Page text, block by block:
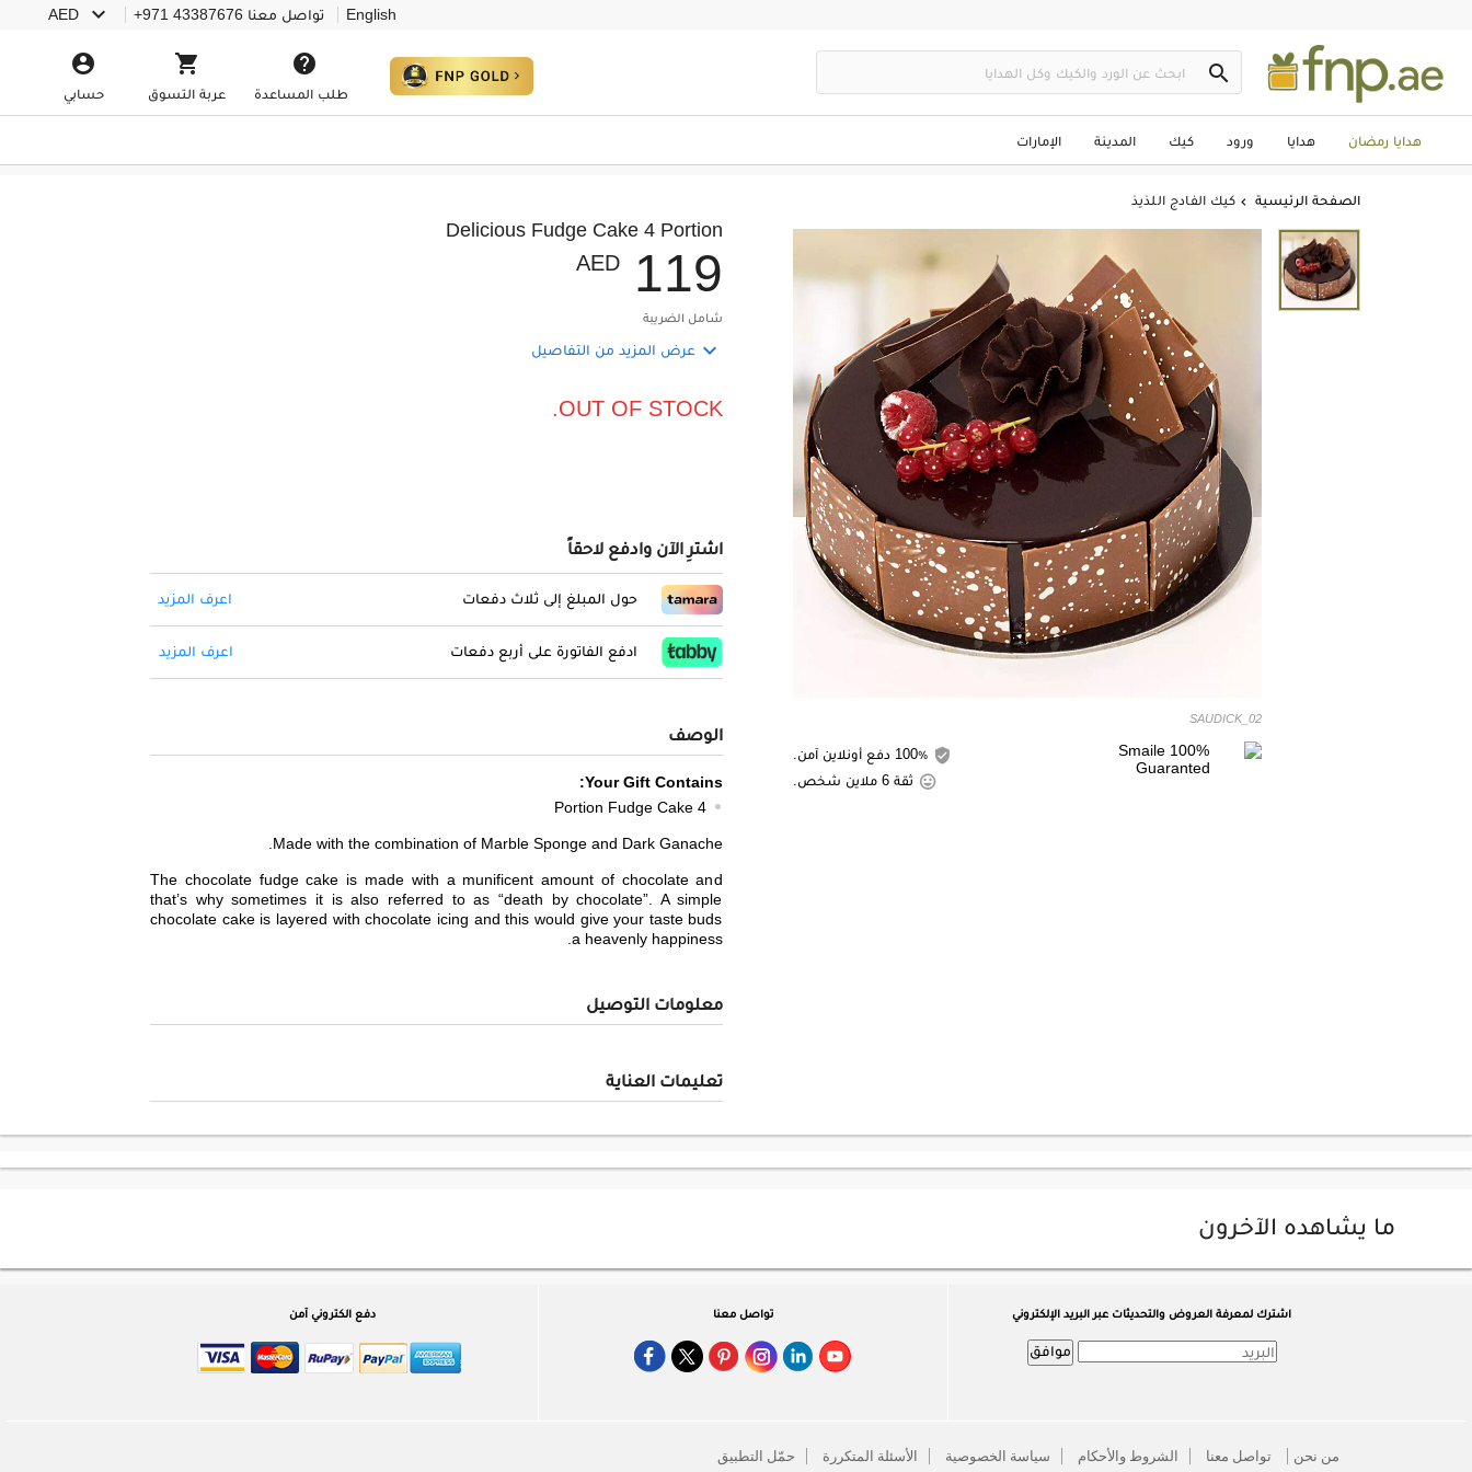
English تواصل معنا +971 43387676
AED 


طلب المساعدة

عربة التسوق

حسابي
هدايا رمضان هدايا ورود كيك المدينة الإمارات
الصفحة الرئيسية  كيك الفادج اللذيذ
SAUDICK_02
ثقة 6 ملاين شخص.
Delicious Fudge Cake 4 Portion
AED 119
شامل الضريبة
 عرض المزيد من التفاصيل
OUT OF STOCK.
اشترِ الآن وادفع لاحقاً
حول المبلغ إلى ثلاث دفعات اعرف المزيد
ادفع الفاتورة على أربع دفعات اعرف المزيد
الوصف
Your Gift Contains:
4 Portion Fudge Cake
Made with the combination of Marble Sponge and Dark Ganache.
The chocolate fudge cake is made with a munificent amount of chocolate and
that’s why sometimes it is also referred to as “death by chocolate”. A simple
chocolate cake is layered with chocolate icing and this would give your taste buds
a heavenly happiness.
معلومات التوصيل
تعليمات العناية
ما يشاهده الآخرون
اشترك لمعرفة العروض والتحديثات عبر البريد الإلكتروني
موافق
تواصل معنا دفع الكتروني آمن
من نحن تواصل معنا الشروط والأحكام سياسة الخصوصية الأسئلة المتكررة حمّل التطبيق